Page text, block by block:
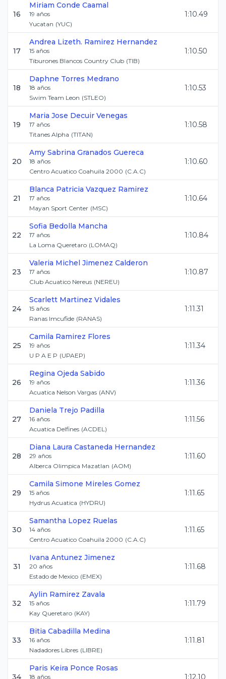
16
Miriam Conde Caamal
19 años
Yucatan (YUC)
1:10.49
17
Andrea Lizeth. Ramirez Hernandez
15 años
Tiburones Blancos Country Club (TIB)
1:10.50
18
Daphne Torres Medrano
18 años
Swim Team Leon (STLEO)
1:10.53
19
Maria Jose Decuir Venegas
17 años
Titanes Alpha (TITAN)
1:10.58
20
Amy Sabrina Granados Guereca
18 años
Centro Acuatico Coahuila 2000 (C.A.C)
1:10.60
21
Blanca Patricia Vazquez Ramirez
17 años
Mayan Sport Center (MSC)
1:10.64
22
Sofia Bedolla Mancha
17 años
La Loma Queretaro (LOMAQ)
1:10.84
23
Valeria Michel Jimenez Calderon
17 años
Club Acuatico Nereus (NEREU)
1:10.87
24
Scarlett Martinez Vidales
15 años
Ranas Imcufide (RANAS)
1:11.31
25
Camila Ramirez Flores
19 años
U P A E P (UPAEP)
1:11.34
26
Regina Ojeda Sabido
19 años
Acuatica Nelson Vargas (ANV)
1:11.36
27
Daniela Trejo Padilla
16 años
Acuatica Delfines (ACDEL)
1:11.56
28
Diana Laura Castaneda Hernandez
29 años
Alberca Olimpica Mazatlan (AOM)
1:11.60
29
Camila Simone Mireles Gomez
15 años
Hydrus Acuatica (HYDRU)
1:11.65
30
Samantha Lopez Ruelas
14 años
Centro Acuatico Coahuila 2000 (C.A.C)
1:11.65
31
Ivana Antunez Jimenez
20 años
Estado de Mexico (EMEX)
1:11.68
32
Aylin Ramirez Zavala
15 años
Kay Queretaro (KAY)
1:11.79
33
Bitia Cabadilla Medina
16 años
Nadadores Libres (LIBRE)
1:11.81
34
Paris Keira Ponce Rosas
18 años
1:12.10